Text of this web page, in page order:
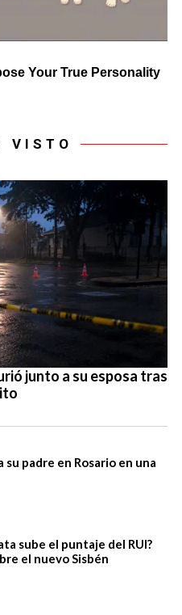
VISTO
junto a su esposa tras
padre en Rosario en una
sube el puntaje del RUI?
el nuevo Sisbén